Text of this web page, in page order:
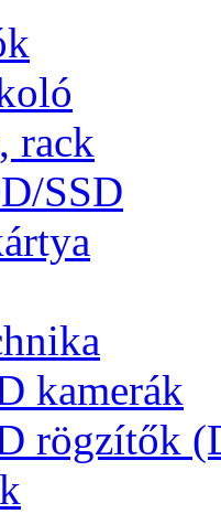
rack
SSD
kamerák
rögzítők